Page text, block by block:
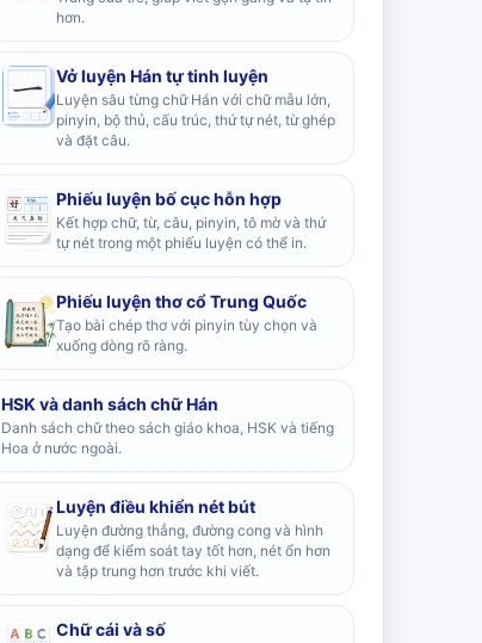
hơn.
Vở luyện Hán tự tinh luyện
Luyện sâu từng chữ Hán với chữ mẫu lớn,
pinyin, bộ thủ, cấu trúc, thứ tự nét, từ ghép
và đặt câu.
Phiếu luyện bố cục hỗn hợp
Kết hợp chữ, từ, câu, pinyin, tô mờ và thứ
tự nét trong một phiếu luyện có thể in.
Phiếu luyện thơ cổ Trung Quốc
Tạo bài chép thơ với pinyin tùy chọn và
xuống dòng rõ ràng.
HSK và danh sách chữ Hán
Danh sách chữ theo sách giáo khoa, HSK và tiếng
Hoa ở nước ngoài.
Luyện điều khiển nét bút
Luyện đường thẳng, đường cong và hình
dạng để kiểm soát tay tốt hơn, nét ổn hơn
và tập trung hơn trước khi viết.
Chữ cái và số